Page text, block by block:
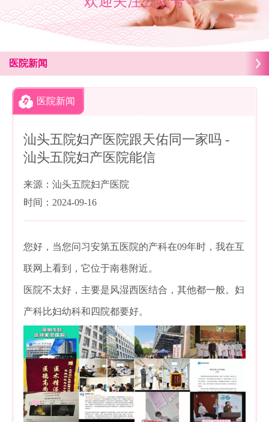
医院新闻
医院新闻
汕头五院妇产医院跟天佑同一家吗 -
汕头五院妇产医院能信
来源：汕头五院妇产医院
时间：2024-09-16
您好，当您问习安第五医院的产科在09年时，我在互
联网上看到，它位于南巷附近。
医院不太好，主要是风湿西医结合，其他都一般。妇
产科比妇幼科和四院都要好。